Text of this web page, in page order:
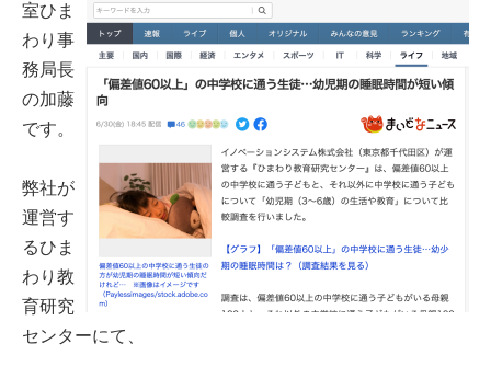
室ひま
わり事
務局長
の加藤
です。
弊社が
運営す
るひま
わり教
育研究
センターにて、